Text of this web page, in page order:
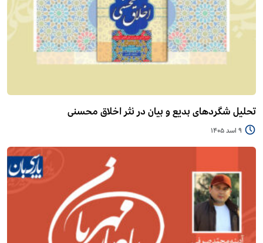
تحلیل شگردهای بدیع و بیان در نثر اخلاق محسنی
9 اسد 1405